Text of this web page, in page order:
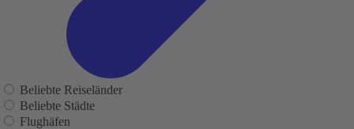
Beliebte Reiseländer
Beliebte Städte
Flughäfen